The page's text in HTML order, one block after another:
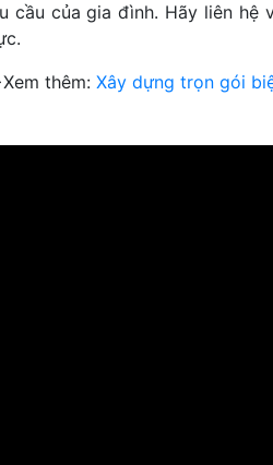
cầu của gia đình. Hãy liên hệ
thêm: Xây dựng trọn gói